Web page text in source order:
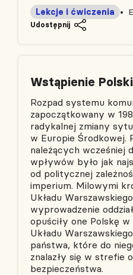
Lekcje i ćwiczenia
Udostępnij
Wstąpienie
Rozpad systemu
zapoczątkowany w
radykalnej zmiany
w Europie
należących wcześniej
wpływów było jak
od politycznej
imperium. Milowymi
Układu
wyprowadzenie
opuściły one Polskę w
Układu
państwa, które do
znalazły się w strefie
bezpieczeństwa.